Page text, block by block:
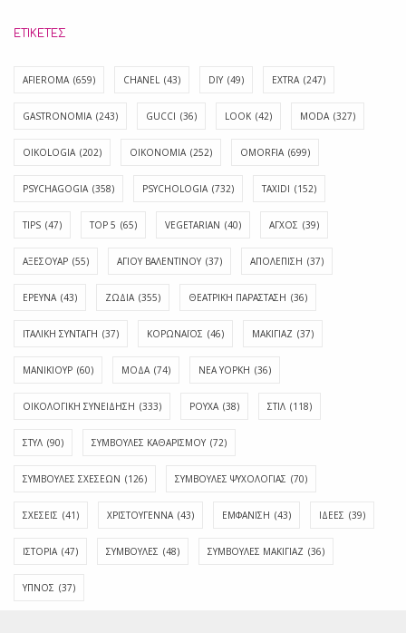
ΕΤΙΚΈΤΕΣ
AFIEROMA (659) CHANEL (43) DIY (49) EXTRA (247)
GASTRONOMIA (243) GUCCI (36) LOOK (42) MODA (327)
OIKOLOGIA (202) OIKONOMIA (252) OMORFIA (699)
PSYCHAGOGIA (358) PSYCHOLOGIA (732) TAXIDI (152)
TIPS (47) TOP 5 (65) VEGETARIAN (40) ΑΓΧΟΣ (39)
ΑΞΕΣΟΥΑΡ (55) ΑΓΊΟΥ ΒΑΛΕΝΤΊΝΟΥ (37) ΑΠΟΛΈΠΙΣΗ (37)
ΕΡΕΥΝΑ (43) ΖΩΔΙΑ (355) ΘΕΑΤΡΙΚΗ ΠΑΡΑΣΤΑΣΗ (36)
ΙΤΑΛΙΚΗ ΣΥΝΤΑΓΗ (37) ΚΟΡΩΝΑΪΟΣ (46) ΜΑΚΙΓΙΑΖ (37)
ΜΑΝΙΚΙΟΥΡ (60) ΜΟΔΑ (74) ΝΕΑ ΥΟΡΚΗ (36)
ΟΙΚΟΛΟΓΙΚΗ ΣΥΝΕΙΔΗΣΗ (333) ΡΟΥΧΑ (38) ΣΤΙΛ (118)
ΣΤΥΛ (90) ΣΥΜΒΟΥΛΕΣ ΚΑΘΑΡΙΣΜΟΥ (72)
ΣΥΜΒΟΥΛΕΣ ΣΧΕΣΕΩΝ (126) ΣΥΜΒΟΥΛΕΣ ΨΥΧΟΛΟΓΙΑΣ (70)
ΣΧΕΣΕΙΣ (41) ΧΡΙΣΤΟΥΓΕΝΝΑ (43) ΕΜΦΆΝΙΣΗ (43) ΙΔΈΕΣ (39)
ΙΣΤΟΡΊΑ (47) ΣΥΜΒΟΥΛΈΣ (48) ΣΥΜΒΟΥΛΈΣ ΜΑΚΙΓΙΆΖ (36)
ΎΠΝΟΣ (37)